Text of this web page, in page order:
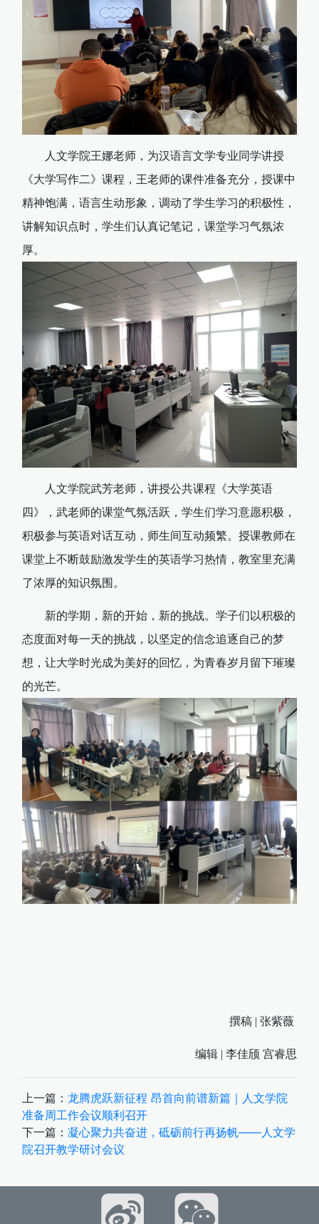
人文学院王娜老师，为汉语言文学专业同学讲授
《大学写作二》课程，王老师的课件准备充分，授课中
精神饱满，语言生动形象，调动了学生学习的积极性，
讲解知识点时，学生们认真记笔记，课堂学习气氛浓
厚。
人文学院武芳老师，讲授公共课程《大学英语
四》，武老师的课堂气氛活跃，学生们学习意愿积极，
积极参与英语对话互动，师生间互动频繁。授课教师在
课堂上不断鼓励激发学生的英语学习热情，教室里充满
了浓厚的知识氛围。
新的学期，新的开始，新的挑战。学子们以积极的
态度面对每一天的挑战，以坚定的信念追逐自己的梦
想，让大学时光成为美好的回忆，为青春岁月留下璀璨
的光芒。
撰稿 | 张紫薇
编辑 | 李佳颀 宫睿思
上一篇： 龙腾虎跃新征程 昂首向前谱新篇｜人文学院
准备周工作会议顺利召开
下一篇： 凝心聚力共奋进，砥砺前行再扬帆——人文学
院召开教学研讨会议